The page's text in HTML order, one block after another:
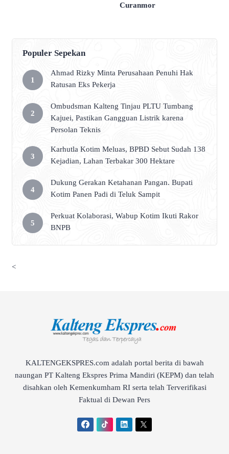
Curanmor
Populer Sepekan
Ahmad Rizky Minta Perusahaan Penuhi Hak
Ratusan Eks Pekerja
Ombudsman Kalteng Tinjau PLTU Tumbang
Kajuei, Pastikan Gangguan Listrik karena
Persolan Teknis
Karhutla Kotim Meluas, BPBD Sebut Sudah 138
Kejadian, Lahan Terbakar 300 Hektare
Dukung Gerakan Ketahanan Pangan. Bupati
Kotim Panen Padi di Teluk Sampit
Perkuat Kolaborasi, Wabup Kotim Ikuti Rakor
BNPB
<
KALTENGEKSPRES.com adalah portal berita di bawah
naungan PT Kalteng Ekspres Prima Mandiri (KEPM) dan telah
disahkan oleh Kemenkumham RI serta telah Terverifikasi
Faktual di Dewan Pers